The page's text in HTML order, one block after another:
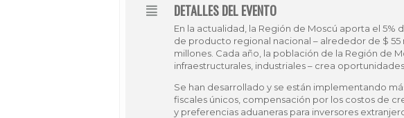
DETALLES DEL EVENTO
En la actualidad, la Región de Moscú aporta el
de producto regional nacional – alrededor de $
millones. Cada año, la población de la Región de
infraestructurales, industriales – crea
Se han desarrollado y se están implementando
fiscales únicos, compensación por los costos de
y preferencias aduaneras para inversores